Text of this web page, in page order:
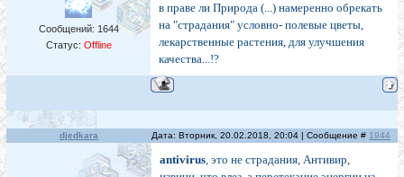
Сообщений: 1644
Статус: Offline
в праве ли Природа (...) намеренно обрекать
на "страдания" условно- полевые цветы,
лекарственные растения, для улучшения
качества...!?
djedkara Дата: Вторник, 20.02.2018, 20:04 | Сообщение # 1944
antivirus, это не страдания, Антивир,